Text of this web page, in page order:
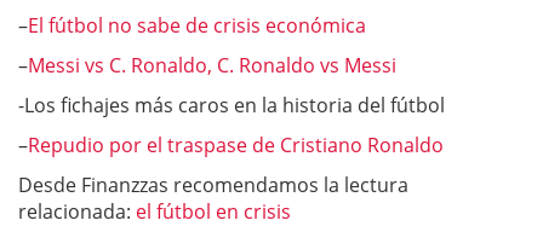
–El fútbol no sabe de crisis económica
–Messi vs C. Ronaldo, C. Ronaldo vs Messi
-Los fichajes más caros en la historia del fútbol
–Repudio por el traspase de Cristiano Ronaldo
Desde Finanzzas recomendamos la lectura
relacionada: el fútbol en crisis